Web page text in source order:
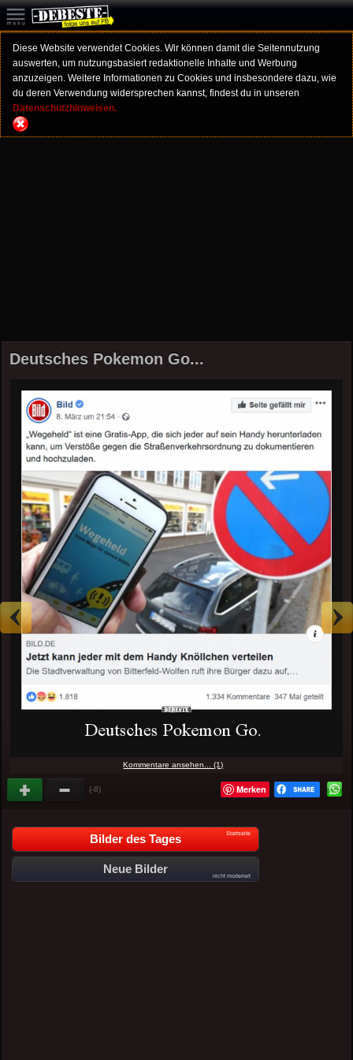
Diese Website verwendet Cookies. Wir können damit die Seitennutzung
auswerten, um nutzungsbasiert redaktionelle Inhalte und Werbung
anzuzeigen. Weitere Informationen zu Cookies und insbesondere dazu, wie
du deren Verwendung widersprechen kannst, findest du in unseren
Datenschutzhinweisen.
Deutsches Pokemon Go...
Kommentare ansehen... (1)
(-8) Merken
Bilder des Tages Startseite
Neue Bilder
nicht moderiert